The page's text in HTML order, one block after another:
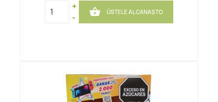
+
-
 ÚSTELE AL CANASTO